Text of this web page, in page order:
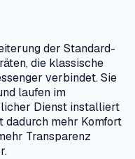
der Standard-
die klassische
verbindet. Sie
laufen im
Dienst installiert
dadurch mehr Komfort
Transparenz